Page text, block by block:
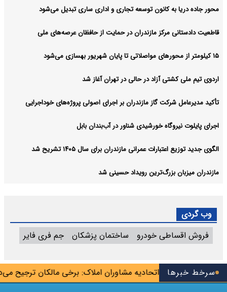
سرخط خبرهااتحادیه مشاوران املاک: برخی مالکان ترجیح
محور جاده دریا به کانون توسعه تجاری و اداری ساری تبدیل می‌شود
قاطعیت دادستانی مرکز مازندران در حمایت از حافظان عرصه‌های ملی
۱۵ کیلومتر از محورهای مواصلاتی تا پایان شهریور بهسازی می‌شود
اردوی تیم ملی کشتی آزاد در حالی در تهران آغاز شد
تأکید مدیرعامل شرکت گاز مازندران بر اجرای اصولی پروژه‌های خوداجرایی
اجرای پایلوت نیروگاه خورشیدی شناور در آب‌بندان بابل
الگوی جدید توزیع اعتبارات عمرانی مازندران برای سال ۱۴۰۵ تشریح شد
مازندران میزبان بزرگ‌ترین رویداد حسینی شد
وب گردی
فروش اقساطی خودرو
ساختمان پزشکان جم فری فایر